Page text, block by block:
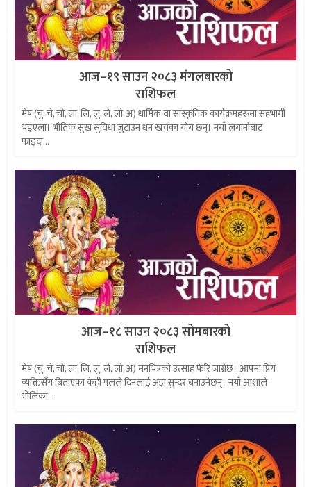
आज–१९ साउन २०८३ मंगलबारको
राशिफल
मेष (चु, चे, चो, ला, लि, लु, ले, लो, अ) धार्मिक वा सांस्कृतिक कार्यक्रमहरूमा सहभागी
भइएला। भौतिक सुख सुविधा जुटाउन धन खर्चका योग छन्। नयाँ लगानीबाट
फाइदा...
आज–१८ साउन २०८३ सोमबारको
राशिफल
मेष (चु, चे, चो, ला, लि, लु, ले, लो, अ) मनभित्रको उत्साह फेरि जाग्नेछ। आफ्ना प्रिय
व्यक्तिसँग बिताएका केही पलले दिनलाई अझ सुन्दर बनाउनेछन्। नयाँ आशाले
भोलिका...